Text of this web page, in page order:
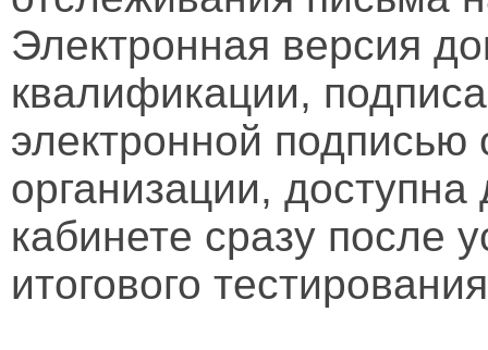
Электронная версия
квалификации,
электронной подписью
организации,
кабинете сразу после
итогового